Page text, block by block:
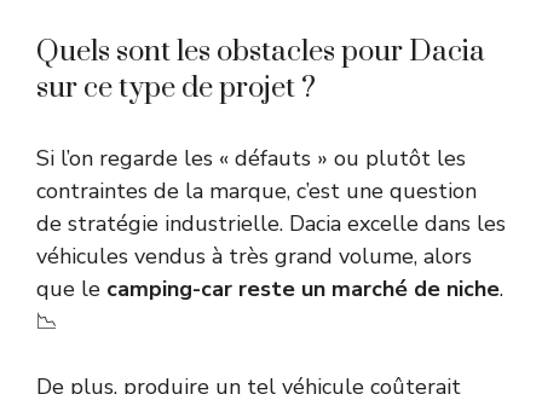
Quels sont les obstacles pour Dacia
sur ce type de projet ?
Si l’on regarde les « défauts » ou plutôt les
contraintes de la marque, c’est une question
de stratégie industrielle. Dacia excelle dans les
véhicules vendus à très grand volume, alors
que le camping-car reste un marché de niche.
📉
De plus, produire un tel véhicule coûterait